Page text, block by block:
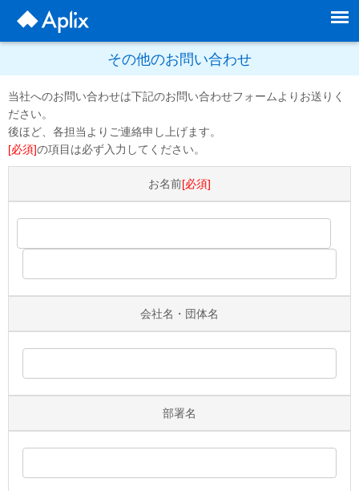
その他のお問い合わせ
当社へのお問い合わせは下記のお問い合わせフォームよりお送りく
ださい。
後ほど、各担当よりご連絡申し上げます。
[必須]の項目は必ず入力してください。
お名前[必須]
会社名・団体名
部署名